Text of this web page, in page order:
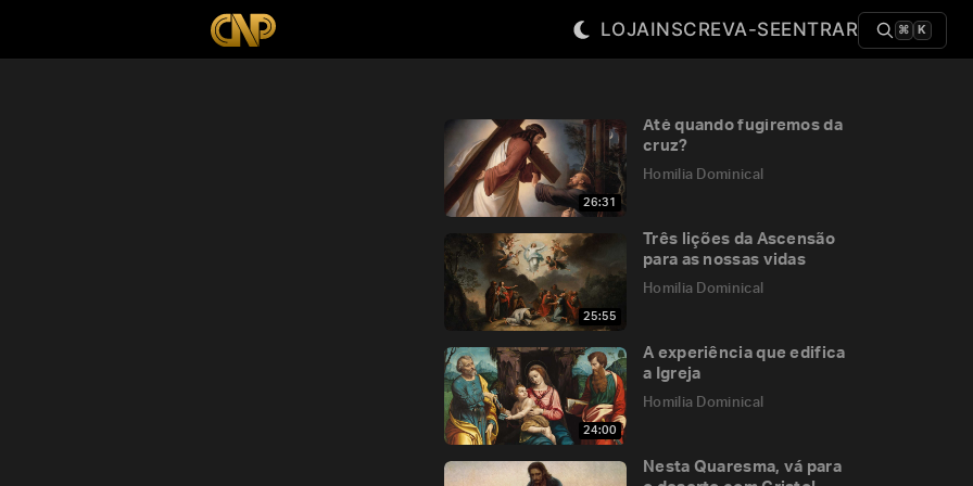
LOJAINSCREVA-SEENTRAR ⌘ K
26:31
Até quando fugiremos da
cruz?
Homilia Dominical
25:55
Três lições da Ascensão
para as nossas vidas
Homilia Dominical
24:00
A experiência que edifica
a Igreja
Homilia Dominical
Nesta Quaresma, vá para